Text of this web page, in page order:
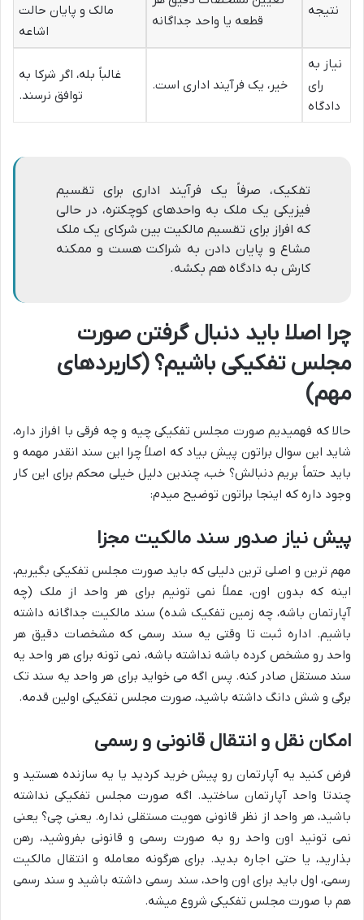
نتیجه
قطعه یا واحد جداگانه
مالک و پایان حالت
اشاعه
نیاز به
رای
دادگاه
خیر، یک فرآیند اداری است.
غالباً بله، اگر شرکا به
توافق نرسند.
تفکیک، صرفاً یک فرآیند اداری برای تقسیم
فیزیکی یک ملک به واحدهای کوچکتره، در حالی
که افراز برای تقسیم مالکیت بین شرکای یک ملک
مشاع و پایان دادن به شراکت هست و ممکنه
کارش به دادگاه هم بکشه.
چرا اصلا باید دنبال گرفتن صورت
مجلس تفکیکی باشیم؟ (کاربردهای
مهم)
حالا که فهمیدیم صورت مجلس تفکیکی چیه و چه فرقی با افراز داره،
شاید این سوال براتون پیش بیاد که اصلاً چرا این سند انقدر مهمه و
باید حتماً بریم دنبالش؟ خب، چندین دلیل خیلی محکم برای این کار
وجود داره که اینجا براتون توضیح میدم:
پیش نیاز صدور سند مالکیت مجزا
مهم ترین و اصلی ترین دلیلی که باید صورت مجلس تفکیکی بگیریم،
اینه که بدون اون، عملاً نمی تونیم برای هر واحد از ملک (چه
آپارتمان باشه، چه زمین تفکیک شده) سند مالکیت جداگانه داشته
باشیم. اداره ثبت تا وقتی یه سند رسمی که مشخصات دقیق هر
واحد رو مشخص کرده باشه نداشته باشه، نمی تونه برای هر واحد یه
سند مستقل صادر کنه. پس اگه می خواید برای هر واحد یه سند تک
برگی و شش دانگ داشته باشید، صورت مجلس تفکیکی اولین قدمه.
امکان نقل و انتقال قانونی و رسمی
فرض کنید یه آپارتمان رو پیش خرید کردید یا یه سازنده هستید و
چندتا واحد آپارتمان ساختید. اگه صورت مجلس تفکیکی نداشته
باشید، هر واحد از نظر قانونی هویت مستقلی نداره. یعنی چی؟ یعنی
نمی تونید اون واحد رو به صورت رسمی و قانونی بفروشید، رهن
بذارید، یا حتی اجاره بدید. برای هرگونه معامله و انتقال مالکیت
رسمی، اول باید برای اون واحد، سند رسمی داشته باشید و سند رسمی
هم با صورت مجلس تفکیکی شروع میشه.